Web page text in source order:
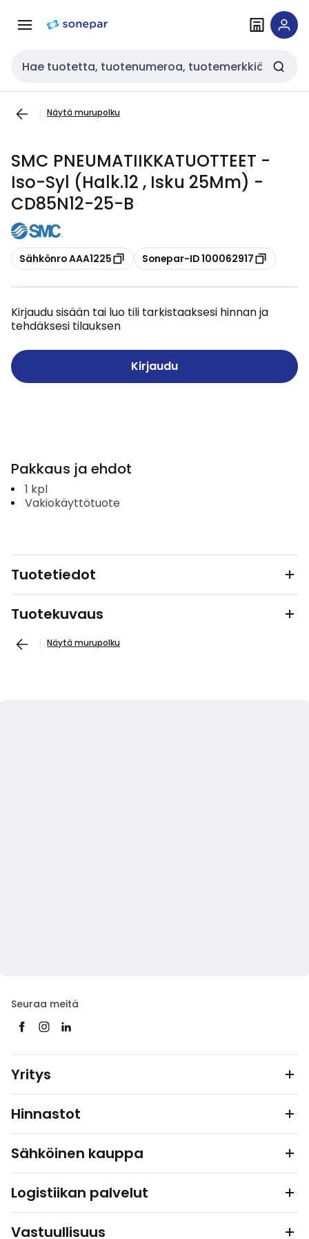
navigointiinsisältöön
Haku
Näytä murupolku
SMC PNEUMATIIKKATUOTTEET -
Iso-Syl (Halk.12 , Isku 25Mm) -
CD85N12-25-B
Kopioi
Sähkönro AAA1225 Kopioi
Sonepar-ID 100062917
Kirjaudu sisään tai luo tili tarkistaaksesi hinnan ja
tehdäksesi tilauksen
Kirjaudu
Pakkaus ja ehdot
1 kpl
Vakiokäyttötuote
Tuotetiedot
Tuotekuvaus
Näytä murupolku
Seuraa meitä
Yritys
Hinnastot
Sähköinen kauppa
Logistiikan palvelut
Vastuullisuus